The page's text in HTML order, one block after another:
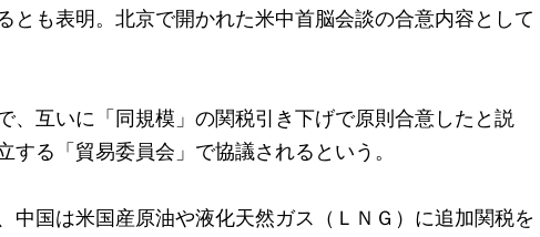
とも表明。北京で開かれた米中首脳会談の合意内容として
、互いに「同規模」の関税引き下げで原則合意したと説
する「貿易委員会」で協議されるという。
中国は米国産原油や液化天然ガス（ＬＮＧ）に追加関税を